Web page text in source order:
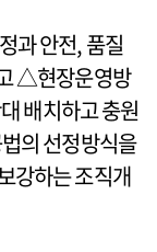
과 안전, 품질
△현장운영방
배치하고 충원
의 선정방식을
강하는 조직개